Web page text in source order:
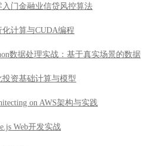
入门金融业信贷风控算法
化计算与CUDA编程
数据处理实战：基于真实场景的数据
投资基础计算与模型
on AWS架构与实践
Web开发实战